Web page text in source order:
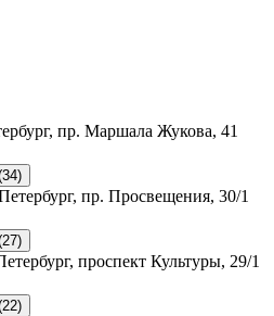
пр. Маршала Жукова, 41
пр. Просвещения, 30/1
проспект Культуры, 29/1